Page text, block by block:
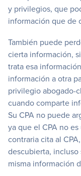
y privilegios, que
información que de
También puede
cierta información,
trata esa
información a otra
privilegio abogado-
cuando comparte
Su CPA no puede
ya que el CPA no
contraria cita al
descubierta,
misma información